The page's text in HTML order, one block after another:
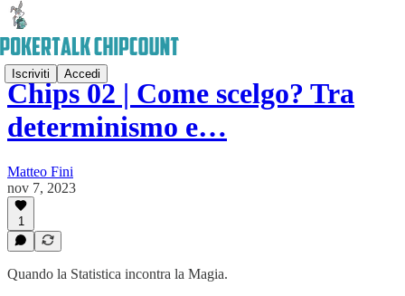
Iscriviti Accedi
Chips 02 | Come scelgo? Tra
determinismo e…
Matteo Fini
nov 7, 2023
1
Quando la Statistica incontra la Magia.